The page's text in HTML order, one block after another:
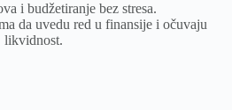
i budžetiranje bez stresa.
da uvedu red u finansije i očuvaju
likvidnost.